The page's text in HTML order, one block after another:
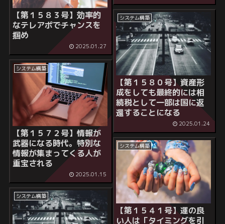
【第１５８３号】効率的
なテレアポでチャンスを
掴め
2025.01.27
システム構築
【第１５８０号】資産形
成をしても最終的には相
続税として一部は国に返
還することになる
2025.01.24
システム構築
【第１５７２号】情報が
武器になる時代。特別な
情報が集まってくる人が
重宝される
2025.01.15
システム構築
【第１５４１号】運の良
い人は「タイミングを引
システム構築